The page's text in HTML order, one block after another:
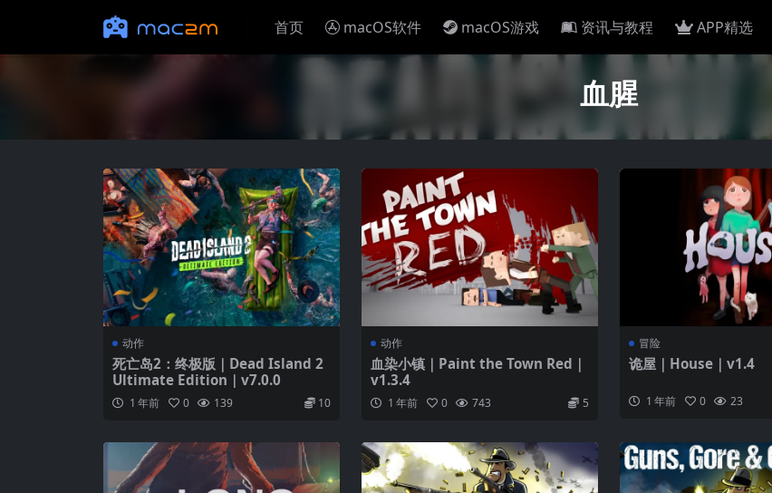
首页 macOS软件 macOS游戏 资讯与教程 APP精选
血腥
动作
死亡岛2：终极版｜Dead Island 2
Ultimate Edition｜v7.0.0
1 年前 0 139 10
动作
血染小镇｜Paint the Town Red｜
v1.3.4
1 年前 0 743 5
冒险
诡屋｜House｜v1.4
1 年前 0 23